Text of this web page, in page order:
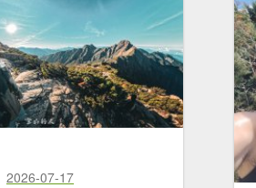
2026-07-17